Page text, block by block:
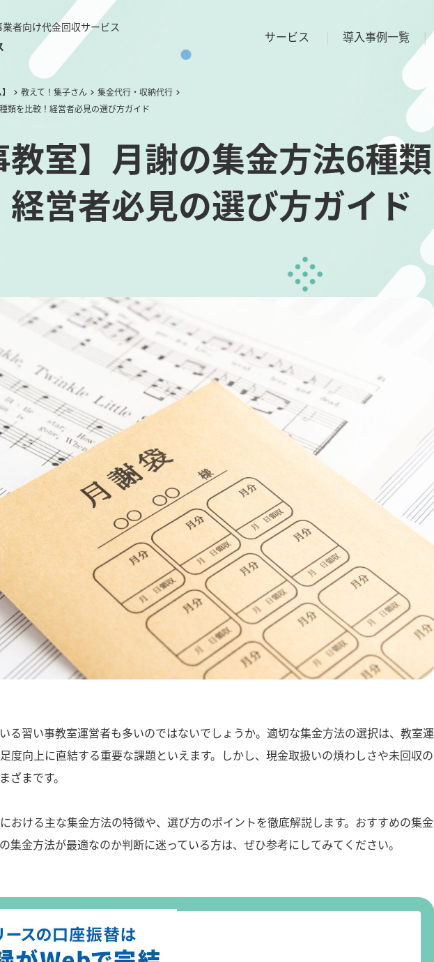
者向け代金回収サービス
サービス 導入事例一覧
教えて！集子さん
集金代行・収納代行
類を比較！経営者必見の選び方ガイド
室】月謝の集金方法6種類
営者必見の選び方ガイド
の集金方法6種類を比較！経営者必見の選び方ガイド">
る習い事教室運営者も多いのではないでしょうか。適切な集金方法の選択は、教室運
度向上に直結する重要な課題といえます。しかし、現金取扱いの煩わしさや未回収の
ざまです。
おける主な集金方法の特徴や、選び方のポイントを徹底解説します。おすすめの集金
集金方法が最適なのか判断に迷っている方は、ぜひ参考にしてみてください。